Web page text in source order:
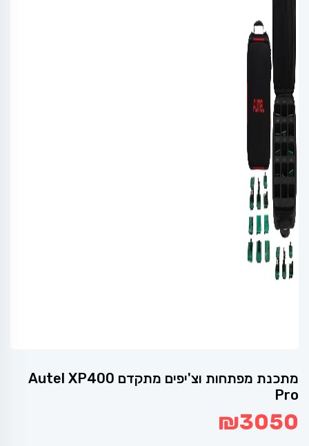
מתכנת מפתחות וצ'יפים מתקדם Autel XP400
Pro
₪3050